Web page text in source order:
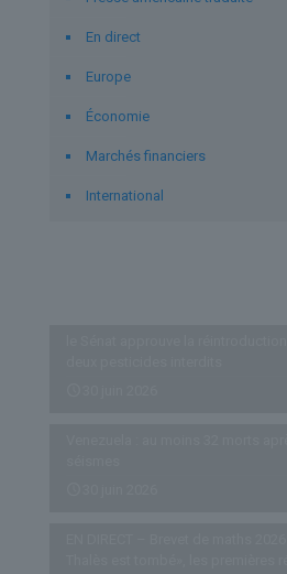
En direct
Europe
Économie
Marchés financiers
International